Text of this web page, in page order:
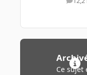
Ce sujet